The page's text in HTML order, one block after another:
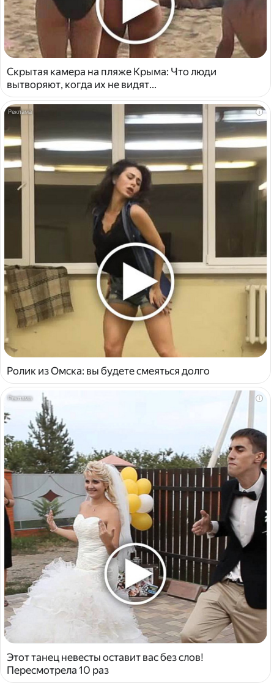
Скрытая камера на пляже Крыма: Что люди
вытворяют, когда их не видят...
i
Ролик из Омска: вы будете смеяться долго
i
Этот танец невесты оставит вас без слов!
Пересмотрела 10 раз